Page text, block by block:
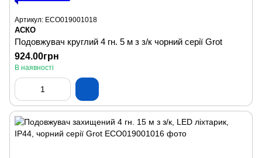
Артикул: ECO019001018
АСКО
Подовжувач круглий 4 гн. 5 м з з/к чорний серії Grot
924.00грн
В наявності